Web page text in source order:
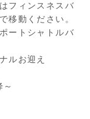
フィンスネスバ
移動ください。
ートシャトルバ
ルお迎え